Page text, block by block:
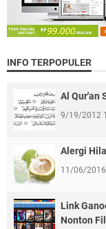
INFO TERPOPULER
Al Qur'an
9/19/2012
Alergi
11/06/
Link
Nonton